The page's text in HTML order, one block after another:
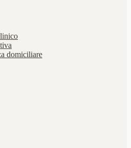
domiciliare